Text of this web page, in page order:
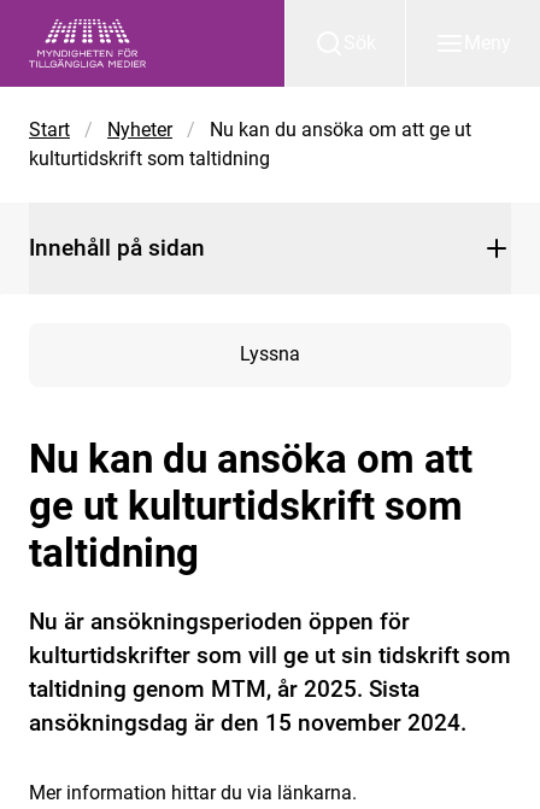
Start / Nyheter /
Nu kan du ansöka om att ge ut
kulturtidskrift som taltidning
Lyssna
Nu kan du ansöka om att
ge ut kulturtidskrift som
taltidning
Nu är ansökningsperioden öppen för
kulturtidskrifter som vill ge ut sin tidskrift som
taltidning genom MTM, år 2025. Sista
ansökningsdag är den 15 november 2024.
Mer information hittar du via länkarna.
Innehåll på sidan